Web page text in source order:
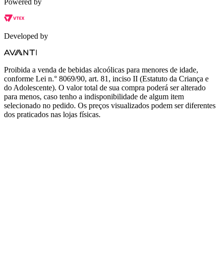
Developed by
Proibida a venda de bebidas alcoólicas para menores de idade,
conforme Lei n.° 8069/90, art. 81, inciso II (Estatuto da Criança e
do Adolescente). O valor total de sua compra poderá ser alterado
para menos, caso tenho a indisponibilidade de algum item
selecionado no pedido. Os preços visualizados podem ser diferentes
dos praticados nas lojas físicas.